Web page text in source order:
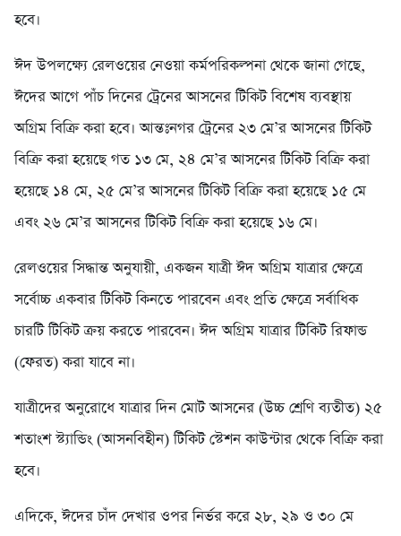
হবে।
ঈদ উপলক্ষ্যে রেলওয়ের নেওয়া কর্মপরিকল্পনা থেকে জানা গেছে,
ঈদের আগে পাঁচ দিনের ট্রেনের আসনের টিকিট বিশেষ ব্যবস্থায়
অগ্রিম বিক্রি করা হবে। আন্তঃনগর ট্রেনের ২৩ মে’র আসনের টিকিট
বিক্রি করা হয়েছে গত ১৩ মে, ২৪ মে’র আসনের টিকিট বিক্রি করা
হয়েছে ১৪ মে, ২৫ মে’র আসনের টিকিট বিক্রি করা হয়েছে ১৫ মে
এবং ২৬ মে’র আসনের টিকিট বিক্রি করা হয়েছে ১৬ মে।
রেলওয়ের সিদ্ধান্ত অনুযায়ী, একজন যাত্রী ঈদ অগ্রিম যাত্রার ক্ষেত্রে
সর্বোচ্চ একবার টিকিট কিনতে পারবেন এবং প্রতি ক্ষেত্রে সর্বাধিক
চারটি টিকিট ক্রয় করতে পারবেন। ঈদ অগ্রিম যাত্রার টিকিট রিফান্ড
(ফেরত) করা যাবে না।
যাত্রীদের অনুরোধে যাত্রার দিন মোট আসনের (উচ্চ শ্রেণি ব্যতীত) ২৫
শতাংশ স্ট্যান্ডিং (আসনবিহীন) টিকিট স্টেশন কাউন্টার থেকে বিক্রি করা
হবে।
এদিকে, ঈদের চাঁদ দেখার ওপর নির্ভর করে ২৮, ২৯ ও ৩০ মে